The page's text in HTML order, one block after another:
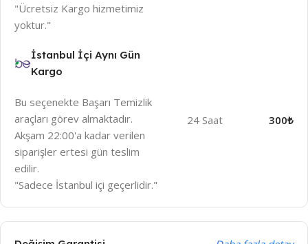
"Ücretsiz Kargo hizmetimiz
yoktur."
İstanbul İçi Aynı Gün
Kargo
Bu seçenekte Başarı Temizlik
araçları görev almaktadır.
Akşam 22:00'a kadar verilen
siparişler ertesi gün teslim
edilir.
"Sadece İstanbul içi geçerlidir."
24 Saat 300₺